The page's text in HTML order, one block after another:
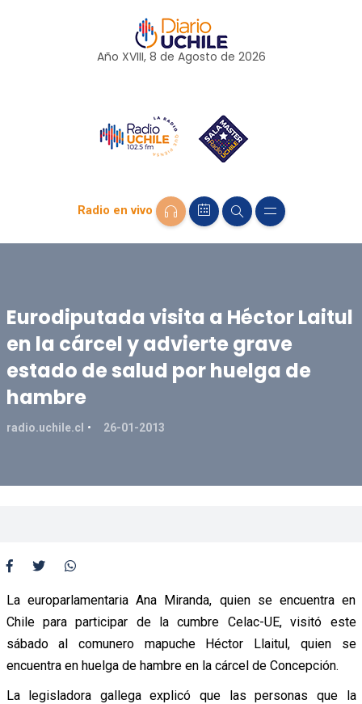
Año XVIII, 8 de Agosto de 2026
Radio en vivo
Eurodiputada visita a Héctor Laitul
en la cárcel y advierte grave
estado de salud por huelga de
hambre
radio.uchile.cl 26-01-2013
La europarlamentaria Ana Miranda, quien se encuentra en
Chile para participar de la cumbre Celac-UE, visitó este
sábado al comunero mapuche Héctor Llaitul, quien se
encuentra en huelga de hambre en la cárcel de Concepción.
La legisladora gallega explicó que las personas que la